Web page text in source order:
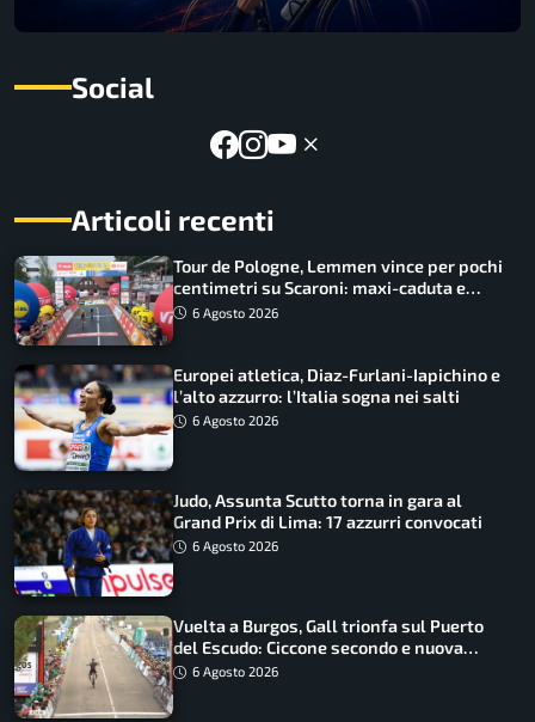
Social
Articoli recenti
Tour de Pologne, Lemmen vince per pochi
centimetri su Scaroni: maxi-caduta e
tappa accorciata
6 Agosto 2026
Europei atletica, Diaz-Furlani-Iapichino e
l’alto azzurro: l’Italia sogna nei salti
6 Agosto 2026
Judo, Assunta Scutto torna in gara al
Grand Prix di Lima: 17 azzurri convocati
6 Agosto 2026
Vuelta a Burgos, Gall trionfa sul Puerto
del Escudo: Ciccone secondo e nuova
maglia di leader
6 Agosto 2026